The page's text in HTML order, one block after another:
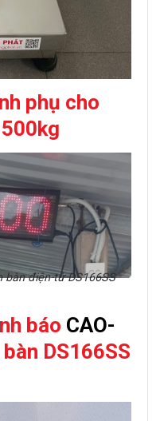
phụ cho
điện tử DS166SS
báo CAO-
bàn DS166SS